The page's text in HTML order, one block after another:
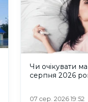
Чи очікувати
серпня 2026
07 сер. 2026 19:52